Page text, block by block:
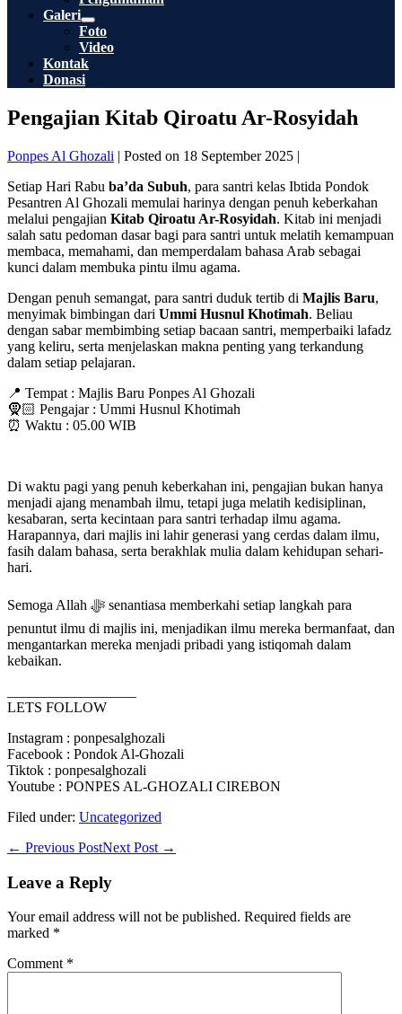
Galeri
Menu
Toggle
Foto
Video
Kontak
Donasi
Pengajian Kitab Qiroatu Ar-Rosyidah
Ponpes Al Ghozali | Posted on 18 September 2025 |
Setiap Hari Rabu ba’da Subuh, para santri kelas Ibtida Pondok
Pesantren Al Ghozali memulai harinya dengan penuh keberkahan
melalui pengajian Kitab Qiroatu Ar-Rosyidah. Kitab ini menjadi
salah satu pedoman dasar bagi para santri untuk melatih kemampuan
membaca, memahami, dan memperdalam bahasa Arab sebagai
kunci dalam membuka pintu ilmu agama.
Dengan penuh semangat, para santri duduk tertib di Majlis Baru,
menyimak bimbingan dari Ummi Husnul Khotimah. Beliau
dengan sabar membimbing setiap bacaan santri, memperbaiki lafadz
yang keliru, serta menjelaskan makna penting yang terkandung
dalam setiap pelajaran.
📍 Tempat : Majlis Baru Ponpes Al Ghozali
🧕🏻 Pengajar : Ummi Husnul Khotimah
⏰ Waktu : 05.00 WIB
Di waktu pagi yang penuh keberkahan ini, pengajian bukan hanya
menjadi ajang menambah ilmu, tetapi juga melatih kedisiplinan,
kesabaran, serta kecintaan para santri terhadap ilmu agama.
Harapannya, dari majlis ini lahir generasi yang cerdas dalam ilmu,
fasih dalam bahasa, serta berakhlak mulia dalam kehidupan sehari-
hari.
Semoga Allah ﷻ senantiasa memberkahi setiap langkah para
penuntut ilmu di majlis ini, menjadikan ilmu mereka bermanfaat, dan
mengantarkan mereka menjadi pribadi yang istiqomah dalam
kebaikan.
LETS FOLLOW
Instagram : ponpesalghozali
Facebook : Pondok Al-Ghozali
Tiktok : ponpesalghozali
Youtube : PONPES AL-GHOZALI CIREBON
Filed under: Uncategorized
Post
← Previous PostNext Post →
Leave a Reply
Your email address will not be published. Required fields are
marked *
Comment *